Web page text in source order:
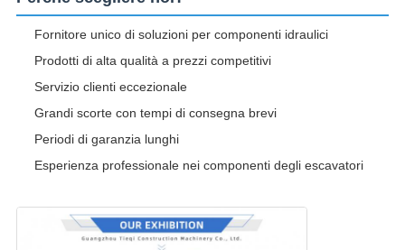
Fornitore unico di soluzioni per componenti idraulici
Prodotti di alta qualità a prezzi competitivi
Servizio clienti eccezionale
Grandi scorte con tempi di consegna brevi
Periodi di garanzia lunghi
Esperienza professionale nei componenti degli escavatori